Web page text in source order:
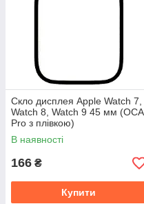
Скло дисплея Apple Watch 7,
Watch 8, Watch 9 45 мм (OCA
Pro з плівкою)
В наявності
166 ₴
Купити